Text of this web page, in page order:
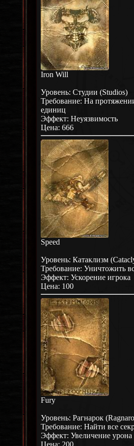
Iron Will
Уровень: Студии (Studios)
Требование: На
единиц
Эффект: Неуязвимость
Цена: 666
Speed
Уровень: Катаклизм
Требование: Уничтожить
Эффект: Ускорение игрока
Цена: 100
Fury
Уровень: Рагнарок
Требование: Найти все
Эффект: Увеличение урона
Цена: 200